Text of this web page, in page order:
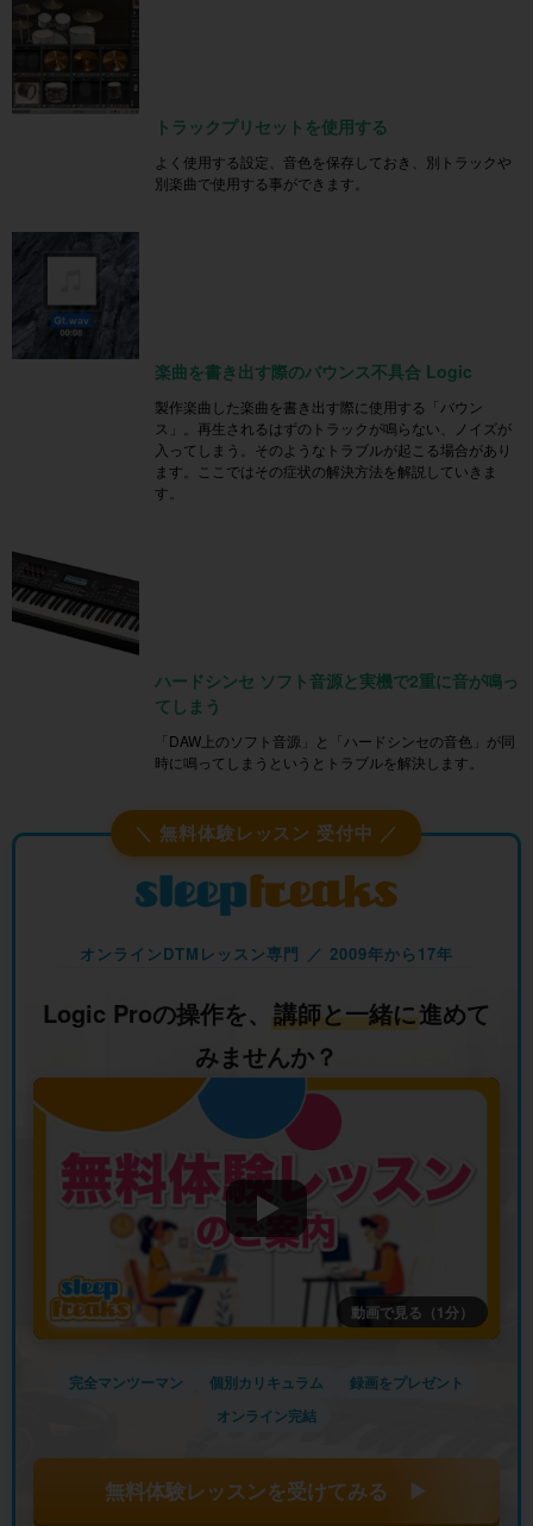
トラックプリセットを使用する
よく使用する設定、音色を保存しておき、別トラックや
別楽曲で使用する事ができます。
楽曲を書き出す際のバウンス不具合 Logic
製作楽曲した楽曲を書き出す際に使用する「バウン
ス」。再生されるはずのトラックが鳴らない、ノイズが
入ってしまう。そのようなトラブルが起こる場合があり
ます。ここではその症状の解決方法を解説していきま
す。
ハードシンセ ソフト音源と実機で2重に音が鳴っ
てしまう
「DAW上のソフト音源」と「ハードシンセの音色」が同
時に鳴ってしまうというとトラブルを解決します。
＼ 無料体験レッスン 受付中 ／
オンラインDTMレッスン専門 ／ 2009年から17年
Logic Proの操作を、 講師と一緒に進めて
みませんか？
動画で見る（1分）
完全マンツーマン 個別カリキュラム
録画をプレゼント
オンライン完結
無料体験レッスンを受けてみる ▶